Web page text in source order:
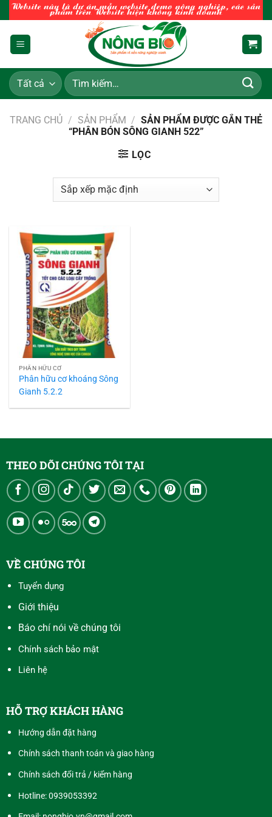
Chuyển
đến
nội
dung
Tìm
kiếm:
TRANG CHỦ / SẢN PHẨM / SẢN PHẨM ĐƯỢC GẮN THẺ
“PHÂN BÓN SÔNG GIANH 522”
LỌC
PHÂN HỮU CƠ
Phân hữu cơ khoáng Sông
Gianh 5.2.2
THEO DÕI CHÚNG TÔI TẠI
VỀ CHÚNG TÔI
Tuyển dụng
Giới thiệu
Báo chí nói về chúng tôi
Chính sách bảo mật
Liên hệ
HỖ TRỢ KHÁCH HÀNG
Hướng dẫn đặt hàng
Chính sách thanh toán và giao hàng
Chính sách đổi trả / kiểm hàng
Hotline:0939053392